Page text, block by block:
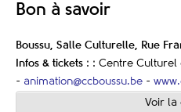
Bon à savoir
Boussu, Salle Culturelle, Rue
Infos & tickets : : Centre Culturel
- animation@ccboussu.be -
Voir la